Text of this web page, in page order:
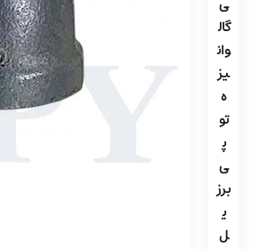
گال
وان
یز
ه
تو
پ
ی
برز
ی
ل